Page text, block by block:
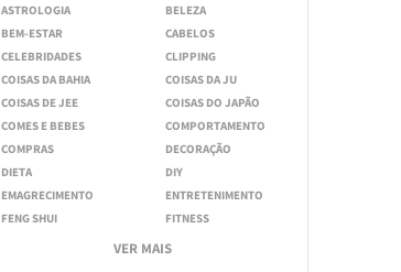
ASTROLOGIA
BELEZA
BEM-ESTAR
CABELOS
CELEBRIDADES
CLIPPING
COISAS DA BAHIA
COISAS DA JU
COISAS DE JEE
COISAS DO JAPÃO
COMES E BEBES
COMPORTAMENTO
COMPRAS
DECORAÇÃO
DIETA
DIY
EMAGRECIMENTO
ENTRETENIMENTO
FENG SHUI
FITNESS
VER MAIS